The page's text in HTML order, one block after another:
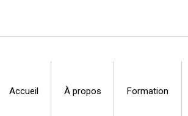
Water Centre
Accueil À propos Formation